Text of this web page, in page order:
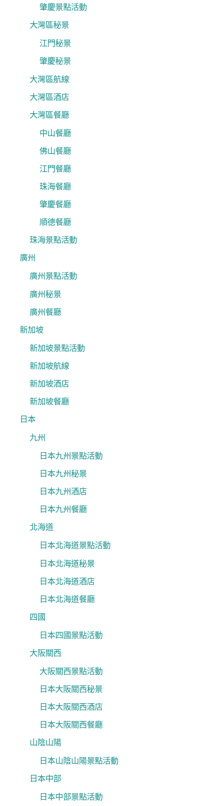
肇慶景點活動
大灣區秘景
江門秘景
肇慶秘景
大灣區航線
大灣區酒店
大灣區餐廳
中山餐廳
佛山餐廳
江門餐廳
珠海餐廳
肇慶餐廳
順德餐廳
珠海景點活動
廣州
廣州景點活動
廣州秘景
廣州餐廳
新加坡
新加坡景點活動
新加坡航線
新加坡酒店
新加坡餐廳
日本
九州
日本九州景點活動
日本九州秘景
日本九州酒店
日本九州餐廳
北海道
日本北海道景點活動
日本北海道秘景
日本北海道酒店
日本北海道餐廳
四國
日本四國景點活動
大阪關西
大阪關西景點活動
日本大阪關西秘景
日本大阪關西酒店
日本大阪關西餐廳
山陰山陽
日本山陰山陽景點活動
日本中部
日本中部景點活動